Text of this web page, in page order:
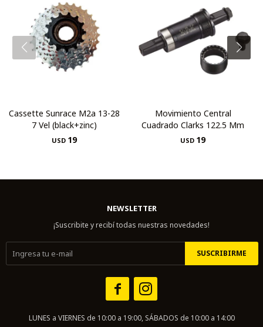
Cassette Sunrace M2a 13-28
7 Vel (black+zinc)
USD 19
Movimiento Central
Cuadrado Clarks 122.5 Mm
USD 19
NEWSLETTER
¡Suscribite y recibí todas nuestras novedades!
SUSCRIBIRME
 
LUNES a VIERNES de 10:00 a 19:00, SÁBADOS de 10:00 a 14:00